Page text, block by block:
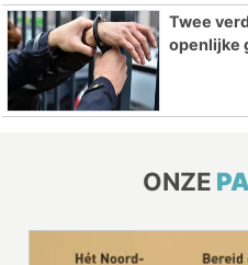
Twee
openlijke
ONZE